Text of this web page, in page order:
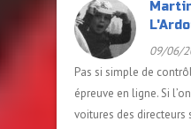
09/06/
Pas si simple de
épreuve en ligne. Si
voitures des directeurs